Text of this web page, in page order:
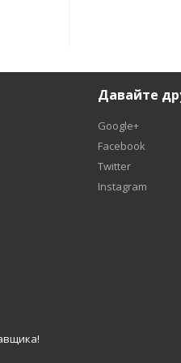
Давайте
Google+
Facebook
Twitter
Instagram